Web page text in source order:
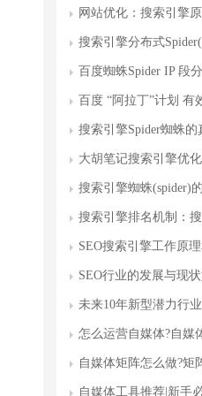
搜索引擎分布式
百度蜘蛛Spider IP 段
百度 “阿拉丁”计划 有
搜索引擎Spider蜘蛛的
搜索引擎蜘蛛(spider)
SEO搜索引擎工作原
SEO行业的发展与现
怎么运营自媒体?自媒
自媒体矩阵怎么做?矩
自媒体工具推荐|新手